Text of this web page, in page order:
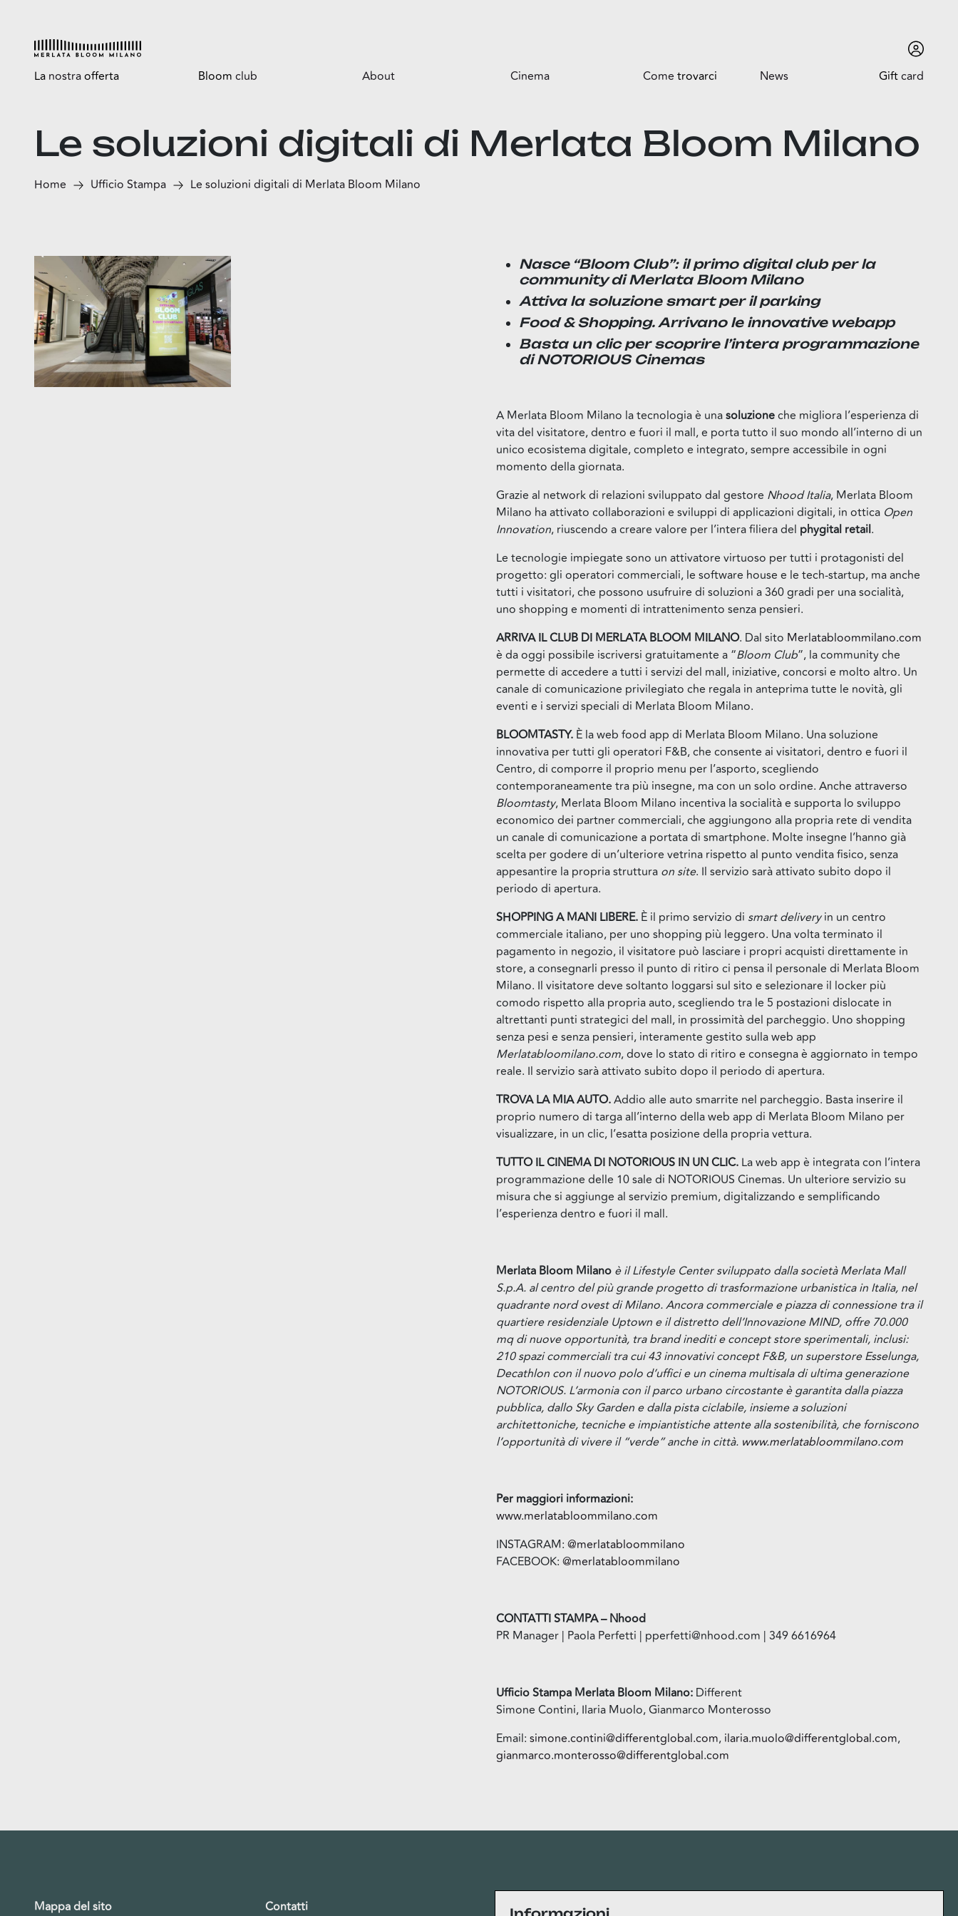
La nostraofferta
Esplora
Shop
Bloom club
Tutti i vantaggi
Bloomtasty
About
Il centro
Opportunità per il tuo business
Cinema Come trovarci
Come trovarci
Orari
News
News ed Eventi
Promozioni
Giftcard
Trova l'auto
Le soluzioni digitali di Merlata Bloom Milano
Home Ufficio Stampa Le soluzioni digitali di Merlata Bloom Milano
Nasce “Bloom Club”: il primo digital club per la
community di Merlata Bloom Milano
Attiva la soluzione smart per il parking
Food & Shopping. Arrivano le innovative webapp
Basta un clic per scoprire l’intera programmazione
di NOTORIOUS Cinemas
A Merlata Bloom Milano la tecnologia è unasoluzioneche migliora l’esperienza di
vita del visitatore, dentro e fuori il mall, e porta tutto il suo mondo all’interno di un
unico ecosistema digitale, completo e integrato, sempre accessibile in ogni
momento della giornata.
Grazie al network di relazioni sviluppato dal gestore Nhood Italia, Merlata Bloom
Milano ha attivato collaborazioni e sviluppi di applicazioni digitali, in ottica Open
Innovation, riuscendo a creare valore per l’intera filiera del phygital retail.
Le tecnologie impiegate sono un attivatore virtuoso per tutti i protagonisti del
progetto: gli operatori commerciali, le software house e le tech-startup, ma anche
tutti i visitatori, che possono usufruire di soluzioni a 360 gradi per una socialità,
uno shopping e momenti di intrattenimento senza pensieri.
ARRIVA IL CLUB DI MERLATA BLOOM MILANO. Dal sito Merlatabloommilano.com
è da oggi possibile iscriversi gratuitamente a “Bloom Club”, la community che
permette di accedere a tutti i servizi del mall, iniziative, concorsi e molto altro. Un
canale di comunicazione privilegiato che regala in anteprima tutte le novità, gli
eventi e i servizi speciali di Merlata Bloom Milano.
BLOOMTASTY. È la web food app di Merlata Bloom Milano. Una soluzione
innovativa per tutti gli operatori F&B, che consente ai visitatori, dentro e fuori il
Centro, di comporre il proprio menu per l’asporto, scegliendo
contemporaneamente tra più insegne, ma con un solo ordine. Anche attraverso
Bloomtasty, Merlata Bloom Milano incentiva la socialità e supporta lo sviluppo
economico dei partner commerciali, che aggiungono alla propria rete di vendita
un canale di comunicazione a portata di smartphone. Molte insegne l’hanno già
scelta per godere di un’ulteriore vetrina rispetto al punto vendita fisico, senza
appesantire la propria struttura on site. Il servizio sarà attivato subito dopo il
periodo di apertura.
SHOPPING A MANI LIBERE. È il primo servizio di smart deliveryin un centro
commerciale italiano, per uno shopping più leggero. Una volta terminato il
pagamento in negozio, il visitatore può lasciare i propri acquisti direttamente in
store, a consegnarli presso il punto di ritiro ci pensa il personale di Merlata Bloom
Milano. Il visitatore deve soltanto loggarsi sul sito e selezionare il locker più
comodo rispetto alla propria auto, scegliendo tra le 5 postazioni dislocate in
altrettanti punti strategici del mall, in prossimità del parcheggio. Uno shopping
senza pesi e senza pensieri, interamente gestito sulla web app
Merlatabloomilano.com, dove lo stato di ritiro e consegna è aggiornato in tempo
reale. Il servizio sarà attivato subito dopo il periodo di apertura.
TROVA LA MIA AUTO.Addio alle auto smarrite nel parcheggio. Basta inserire il
proprio numero di targa all’interno della web app di Merlata Bloom Milano per
visualizzare, in un clic, l’esatta posizione della propria vettura.
TUTTO IL CINEMA DI NOTORIOUS IN UN CLIC. La web app è integrata con l’intera
programmazione delle 10 sale di NOTORIOUS Cinemas. Un ulteriore servizio su
misura che si aggiunge al servizio premium, digitalizzando e semplificando
l’esperienza dentro e fuori il mall.
Merlata Bloom Milano è il Lifestyle Center sviluppato dalla società Merlata Mall
S.p.A. al centro del più grande progetto di trasformazione urbanistica in Italia, nel
quadrante nord ovest di Milano. Ancora commerciale e piazza di connessione tra il
quartiere residenziale Uptown e il distretto dell’Innovazione MIND, offre 70.000
mq di nuove opportunità, tra brand inediti e concept store sperimentali, inclusi:
210 spazi commerciali tra cui 43 innovativi concept F&B, un superstore Esselunga,
Decathlon con il nuovo polo d’uffici e un cinema multisala di ultima generazione
NOTORIOUS. L’armonia con il parco urbano circostante è garantita dalla piazza
pubblica, dallo Sky Garden e dalla pista ciclabile, insieme a soluzioni
architettoniche, tecniche e impiantistiche attente alla sostenibilità, che forniscono
l’opportunità di vivere il “verde” anche in città. www.merlatabloommilano.com
Per maggiori informazioni:
www.merlatabloommilano.com
INSTAGRAM: @merlatabloommilano
FACEBOOK: @merlatabloommilano
CONTATTI STAMPA – Nhood
PR Manager | Paola Perfetti | pperfetti@nhood.com | 349 6616964
Ufficio Stampa Merlata Bloom Milano: Different
Simone Contini, Ilaria Muolo, Gianmarco Monterosso
Email: simone.contini@differentglobal.com, ilaria.muolo@differentglobal.com,
gianmarco.monterosso@differentglobal.com
Mappa del sito Contatti Privacy